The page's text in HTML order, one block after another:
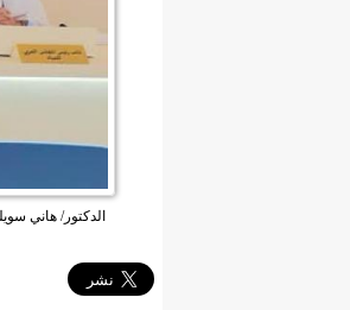
الدكتور/ هاني